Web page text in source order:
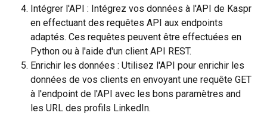
Intégrer l'API : Intégrez vos données à l'API de Kaspr
en effectuant des requêtes API aux endpoints
adaptés. Ces requêtes peuvent être effectuées en
Python ou à l'aide d'un client API REST.
Enrichir les données : Utilisez l'API pour enrichir les
données de vos clients en envoyant une requête GET
à l'endpoint de l'API avec les bons paramètres and
les URL des profils LinkedIn.